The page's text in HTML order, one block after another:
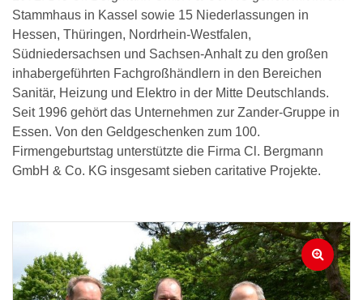
Stammhaus in Kassel sowie 15 Niederlassungen in
Hessen, Thüringen, Nordrhein-Westfalen,
Südniedersachsen und Sachsen-Anhalt zu den großen
inhabergeführten Fachgroßhändlern in den Bereichen
Sanitär, Heizung und Elektro in der Mitte Deutschlands.
Seit 1996 gehört das Unternehmen zur Zander-Gruppe in
Essen. Von den Geldgeschenken zum 100.
Firmengeburtstag unterstützte die Firma Cl. Bergmann
GmbH & Co. KG insgesamt sieben caritative Projekte.